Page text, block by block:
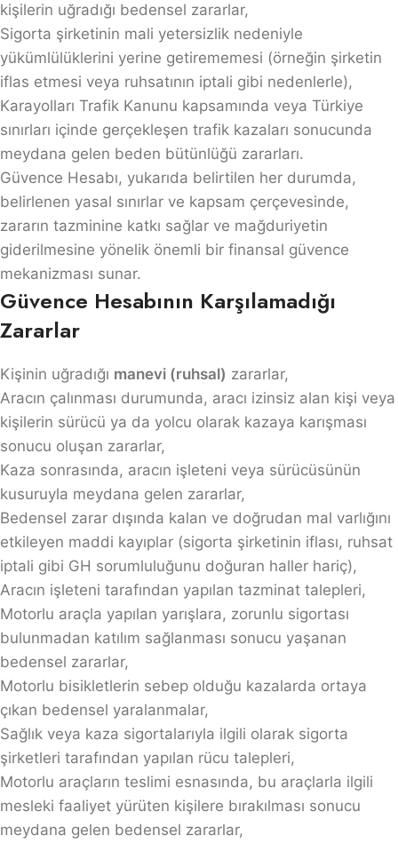
kişilerin uğradığı bedensel zararlar,
Sigorta şirketinin mali yetersizlik nedeniyle
yükümlülüklerini yerine getirememesi (örneğin şirketin
iflas etmesi veya ruhsatının iptali gibi nedenlerle),
Karayolları Trafik Kanunu kapsamında veya Türkiye
sınırları içinde gerçekleşen trafik kazaları sonucunda
meydana gelen beden bütünlüğü zararları.
Güvence Hesabı, yukarıda belirtilen her durumda,
belirlenen yasal sınırlar ve kapsam çerçevesinde,
zararın tazminine katkı sağlar ve mağduriyetin
giderilmesine yönelik önemli bir finansal güvence
mekanizması sunar.
Güvence Hesabının Karşılamadığı
Zararlar
Kişinin uğradığı manevi (ruhsal) zararlar,
Aracın çalınması durumunda, aracı izinsiz alan kişi veya
kişilerin sürücü ya da yolcu olarak kazaya karışması
sonucu oluşan zararlar,
Kaza sonrasında, aracın işleteni veya sürücüsünün
kusuruyla meydana gelen zararlar,
Bedensel zarar dışında kalan ve doğrudan mal varlığını
etkileyen maddi kayıplar (sigorta şirketinin iflası, ruhsat
iptali gibi GH sorumluluğunu doğuran haller hariç),
Aracın işleteni tarafından yapılan tazminat talepleri,
Motorlu araçla yapılan yarışlara, zorunlu sigortası
bulunmadan katılım sağlanması sonucu yaşanan
bedensel zararlar,
Motorlu bisikletlerin sebep olduğu kazalarda ortaya
çıkan bedensel yaralanmalar,
Sağlık veya kaza sigortalarıyla ilgili olarak sigorta
şirketleri tarafından yapılan rücu talepleri,
Motorlu araçların teslimi esnasında, bu araçlarla ilgili
mesleki faaliyet yürüten kişilere bırakılması sonucu
meydana gelen bedensel zararlar,